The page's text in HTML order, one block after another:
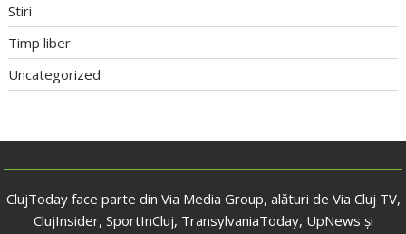
Stiri
Timp liber
Uncategorized
ClujToday face parte din Via Media Group, alături de Via Cluj TV,
ClujInsider, SportInCluj, TransylvaniaToday, UpNews și